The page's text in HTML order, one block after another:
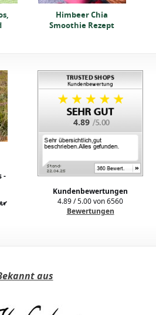
Himbeer Chia
Smoothie Rezept
-
4.89
Kundenbewertungen
4.89/5.00von6560
Bewertungen
aus